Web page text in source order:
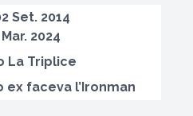
Set. 2014
2024
La Triplice
ex faceva l’Ironman